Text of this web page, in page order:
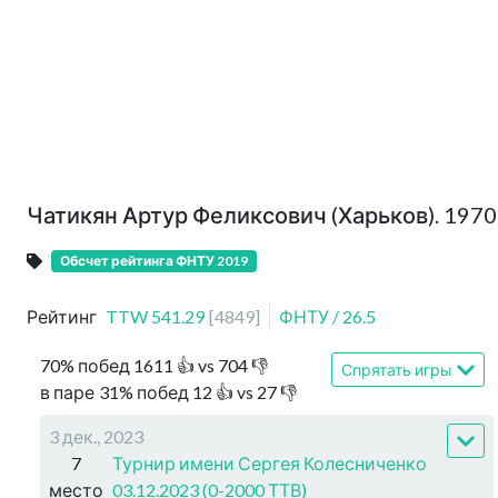
Чатикян Артур Феликсович (Харьков). 1970
Обсчет рейтинга ФНТУ 2019
Рейтинг TTW 541.29 [4849] ФНТУ / 26.5
70% побед 1611 👍 vs 704👎
в паре 31% побед 12 👍 vs 27👎
Спрятать игры
3 дек., 2023
7
место
Турнир имени Сергея Колесниченко
03.12.2023 (0-2000 ТТВ)